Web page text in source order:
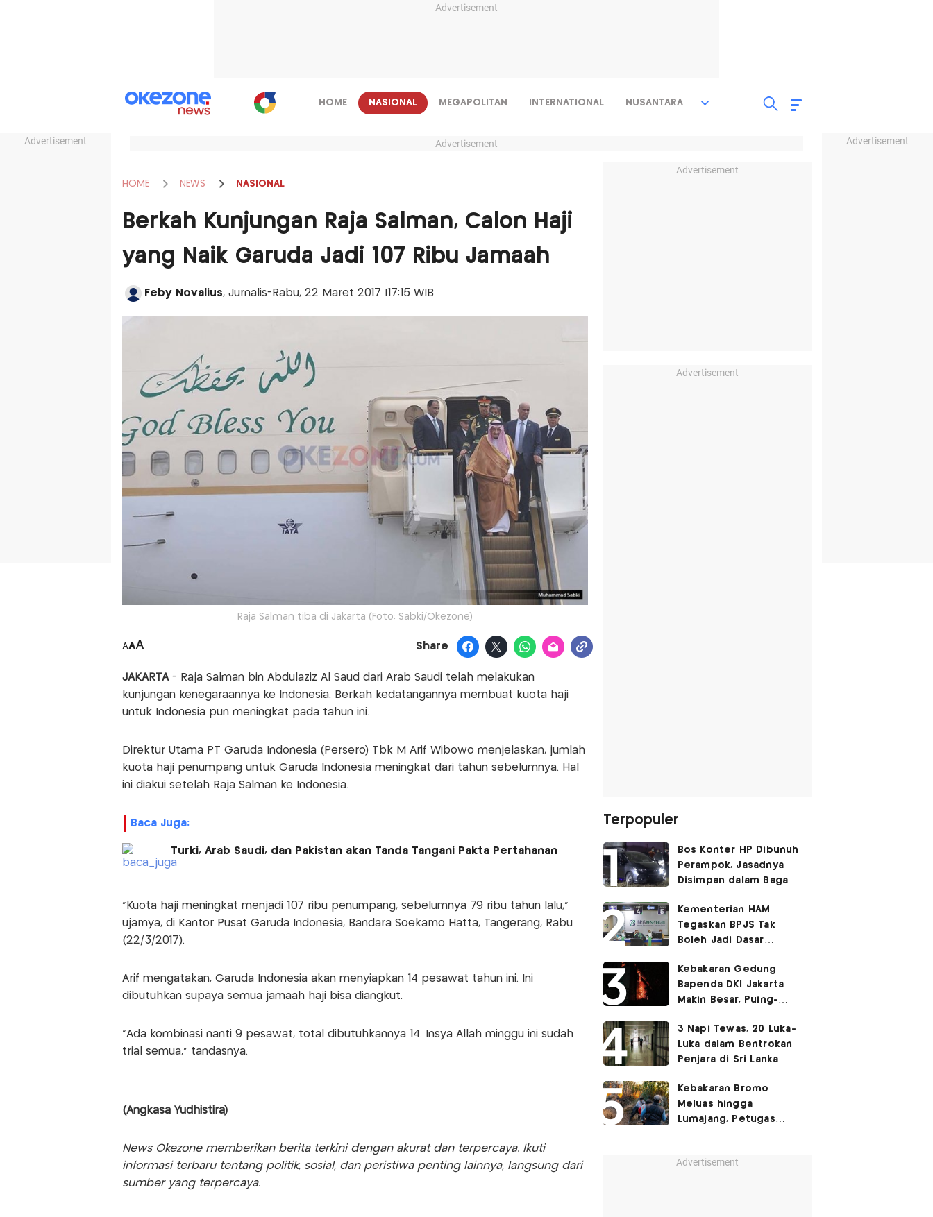
Advertisement
Advertisement Advertisement
HOME NASIONAL MEGAPOLITAN INTERNATIONAL NUSANTARA
Advertisement
HOME NEWS NASIONAL
Berkah Kunjungan Raja Salman, Calon Haji
yang Naik Garuda Jadi 107 Ribu Jamaah
Feby Novalius, Jurnalis-Rabu, 22 Maret 2017 |17:15 WIB
Raja Salman tiba di Jakarta (Foto: Sabki/Okezone)
AAA Share
JAKARTA - Raja Salman bin Abdulaziz Al Saud dari Arab Saudi telah melakukan
kunjungan kenegaraannya ke Indonesia. Berkah kedatangannya membuat kuota haji
untuk Indonesia pun meningkat pada tahun ini.
Direktur Utama PT Garuda Indonesia (Persero) Tbk M Arif Wibowo menjelaskan, jumlah
kuota haji penumpang untuk Garuda Indonesia meningkat dari tahun sebelumnya. Hal
ini diakui setelah Raja Salman ke Indonesia.
Baca Juga:
Turki, Arab Saudi, dan Pakistan akan Tanda Tangani Pakta Pertahanan
"Kuota haji meningkat menjadi 107 ribu penumpang, sebelumnya 79 ribu tahun lalu,"
ujarnya, di Kantor Pusat Garuda Indonesia, Bandara Soekarno Hatta, Tangerang, Rabu
(22/3/2017).
Arif mengatakan, Garuda Indonesia akan menyiapkan 14 pesawat tahun ini. Ini
dibutuhkan supaya semua jamaah haji bisa diangkut.
"Ada kombinasi nanti 9 pesawat, total dibutuhkannya 14. Insya Allah minggu ini sudah
trial semua," tandasnya.
(Angkasa Yudhistira)
News Okezone memberikan berita terkini dengan akurat dan terpercaya. Ikuti
informasi terbaru tentang politik, sosial, dan peristiwa penting lainnya, langsung dari
sumber yang terpercaya.
Advertisement
Advertisement
Terpopuler
Bos Konter HP Dibunuh
Perampok, Jasadnya
Disimpan dalam Bagasi
Kementerian HAM
Tegaskan BPJS Tak
Boleh Jadi Dasar
Layanan Kesehatan
Kebakaran Gedung
Bapenda DKI Jakarta
Makin Besar, Puing-
3 Napi Tewas, 20 Luka-
Luka dalam Bentrokan
Penjara di Sri Lanka
Kebakaran Bromo
Meluas hingga
Lumajang, Petugas
Advertisement